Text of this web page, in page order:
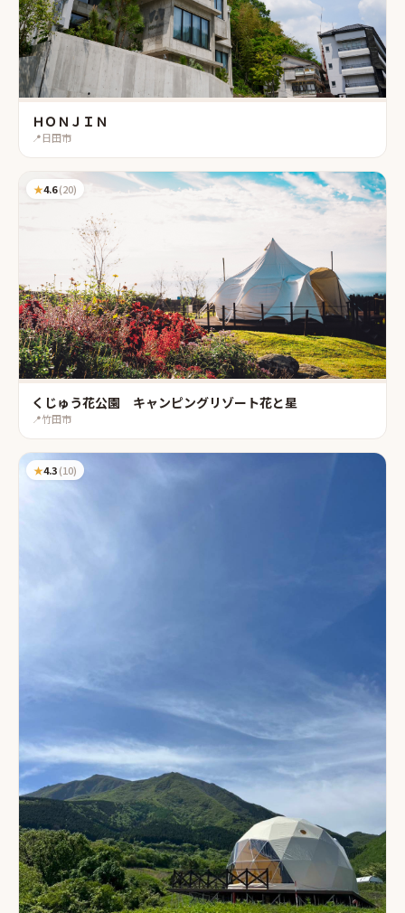
ＨＯＮＪＩＮ
📍日田市
★4.6(20)
くじゅう花公園 キャンピングリゾート花と星
📍竹田市
★4.3(10)